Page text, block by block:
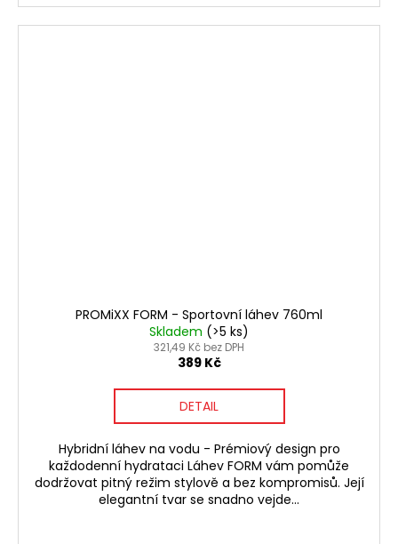
PROMiXX FORM - Sportovní láhev 760ml
Skladem (>5 ks)
321,49 Kč bez DPH
389 Kč
DETAIL
Hybridní láhev na vodu - Prémiový design pro
každodenní hydrataci Láhev FORM vám pomůže
dodržovat pitný režim stylově a bez kompromisů. Její
elegantní tvar se snadno vejde...